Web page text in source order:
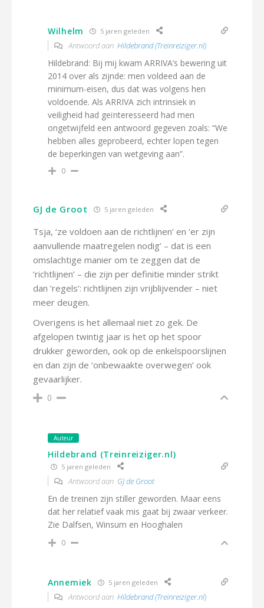
Wilhelm 5 jaren geleden
Antwoord aan Hildebrand (Treinreiziger.nl)
Hildebrand: Bij mij kwam ARRIVA’s bewering uit
2014 over als zijnde: men voldeed aan de
minimum-eisen, dus dat was volgens hen
voldoende. Als ARRIVA zich intrinsiek in
veiligheid had geïnteresseerd had men
ongetwijfeld een antwoord gegeven zoals: “We
hebben alles geprobeerd, echter lopen tegen
de beperkingen van wetgeving aan”.
0
GJ de Groot 5 jaren geleden
Tsja, ‘ze voldoen aan de richtlijnen’ en ‘er zijn
aanvullende maatregelen nodig’ – dat is een
omslachtige manier om te zeggen dat de
‘richtlijnen’ – die zijn per definitie minder strikt
dan ‘regels’: richtlijnen zijn vrijblijvender – niet
meer deugen.
Overigens is het allemaal niet zo gek. De
afgelopen twintig jaar is het op het spoor
drukker geworden, ook op de enkelspoorslijnen
en dan zijn de ‘onbewaakte overwegen’ ook
gevaarlijker.
0
Auteur
Hildebrand (Treinreiziger.nl)
5 jaren geleden
Antwoord aan GJ de Groot
En de treinen zijn stiller geworden. Maar eens
dat her relatief vaak mis gaat bij zwaar verkeer.
Zie Dalfsen, Winsum en Hooghalen
0
Annemiek 5 jaren geleden
Antwoord aan Hildebrand (Treinreiziger.nl)